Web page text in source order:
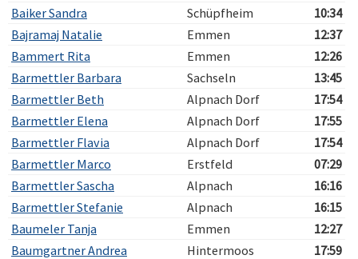
Baiker Sandra
Schüpfheim
10:34
Bajramaj Natalie
Emmen
12:37
Bammert Rita
Emmen
12:26
Barmettler Barbara
Sachseln
13:45
Barmettler Beth
Alpnach Dorf
17:54
Barmettler Elena
Alpnach Dorf
17:55
Barmettler Flavia
Alpnach Dorf
17:54
Barmettler Marco
Erstfeld
07:29
Barmettler Sascha
Alpnach
16:16
Barmettler Stefanie
Alpnach
16:15
Baumeler Tanja
Emmen
12:27
Baumgartner Andrea
Hintermoos
17:59